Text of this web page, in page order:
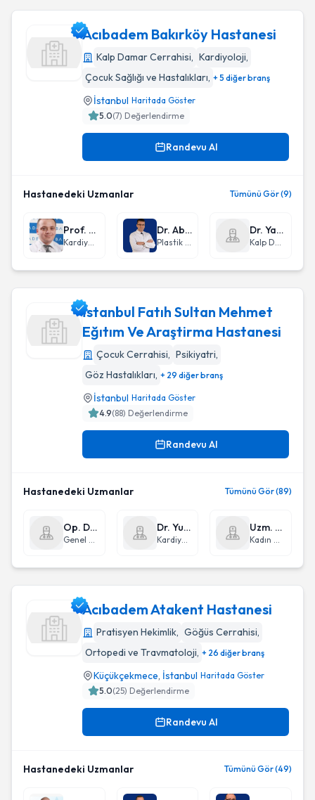
Acıbadem Bakırköy Hastanesi
Kalp Damar Cerrahisi, Kardiyoloji,
Çocuk Sağlığı ve Hastalıkları, + 5 diğer branş
İstanbul Haritada Göster
5.0(7) Değerlendirme
Randevu Al
Hastanedeki Uzmanlar Tümünü Gör (9)
Prof. Dr. Tansu Karaahmet
Kardiyoloji
Dr. Abdullah Etöz
Plastik Rekonstrüktif ve Estetik Cerrahi
Dr. Yasemin Mamur
Kalp Damar Cerrahisi
İstanbul Fatıh Sultan Mehmet
Eğıtım Ve Araştirma Hastanesi
Çocuk Cerrahisi, Psikiyatri,
Göz Hastalıkları, + 29 diğer branş
İstanbul Haritada Göster
4.9(88) Değerlendirme
Randevu Al
Hastanedeki Uzmanlar Tümünü Gör (89)
Op. Dr. Mehmet Mahir Fersahoğlu
Genel Cerrahi
Dr. Yusuf Sinan Aydın
Kardiyoloji
Uzm. Dr. İlter Yenidede
Kadın Hastalıkları ve Doğum
Acıbadem Atakent Hastanesi
Pratisyen Hekimlik, Göğüs Cerrahisi,
Ortopedi ve Travmatoloji, + 26 diğer branş
Küçükçekmece, İstanbul Haritada Göster
5.0(25) Değerlendirme
Randevu Al
Hastanedeki Uzmanlar Tümünü Gör (49)